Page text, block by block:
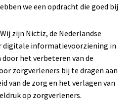
we een opdracht die goed bij
zijn Nictiz, de Nederlandse
digitale informatievoorziening in
door het verbeteren van de
zorgverleners bij te dragen aan
van de zorg en het verlagen van
op zorgverleners.